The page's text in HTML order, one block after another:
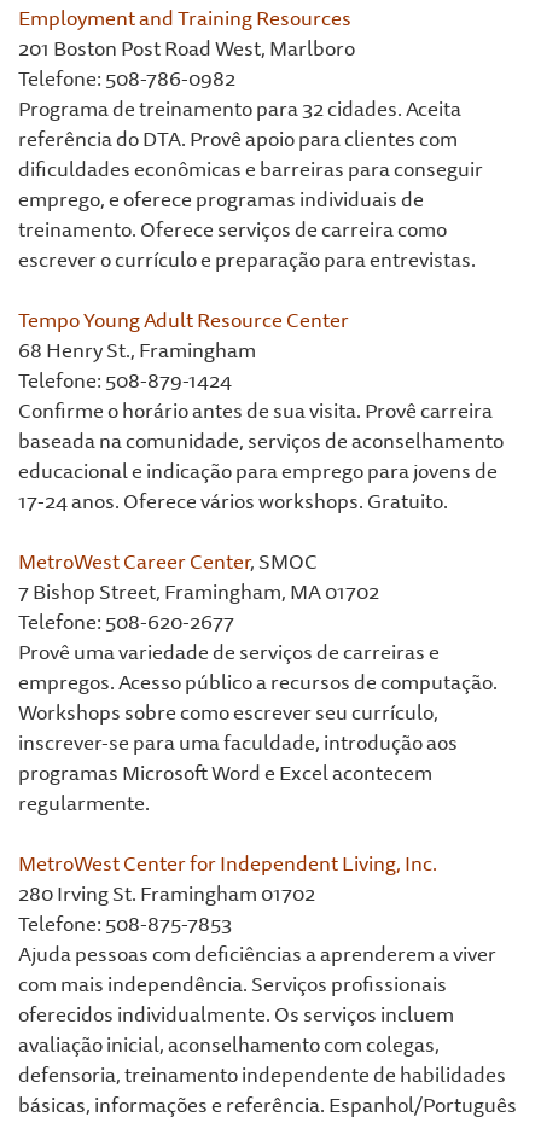
Employment and Training Resources
201 Boston Post Road West, Marlboro
Telefone: 508-786-0982
Programa de treinamento para 32 cidades. Aceita
referência do DTA. Provê apoio para clientes com
dificuldades econômicas e barreiras para conseguir
emprego, e oferece programas individuais de
treinamento. Oferece serviços de carreira como
escrever o currículo e preparação para entrevistas.
Tempo Young Adult Resource Center
68 Henry St., Framingham
Telefone: 508-879-1424
Confirme o horário antes de sua visita. Provê carreira
baseada na comunidade, serviços de aconselhamento
educacional e indicação para emprego para jovens de
17-24 anos. Oferece vários workshops. Gratuito.
MetroWest Career Center, SMOC
7 Bishop Street, Framingham, MA 01702
Telefone: 508-620-2677
Provê uma variedade de serviços de carreiras e
empregos. Acesso público a recursos de computação.
Workshops sobre como escrever seu currículo,
inscrever-se para uma faculdade, introdução aos
programas Microsoft Word e Excel acontecem
regularmente.
MetroWest Center for Independent Living, Inc.
280 Irving St. Framingham 01702
Telefone: 508-875-7853
Ajuda pessoas com deficiências a aprenderem a viver
com mais independência. Serviços profissionais
oferecidos individualmente. Os serviços incluem
avaliação inicial, aconselhamento com colegas,
defensoria, treinamento independente de habilidades
básicas, informações e referência. Espanhol/Português